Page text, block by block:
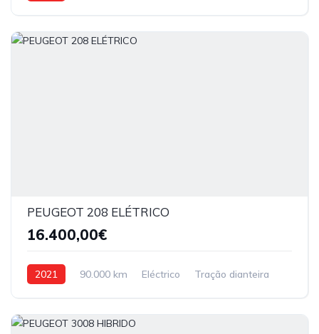
PEUGEOT 208 ELÉTRICO
16.400,00€
2021 90.000 km Eléctrico Tração dianteira